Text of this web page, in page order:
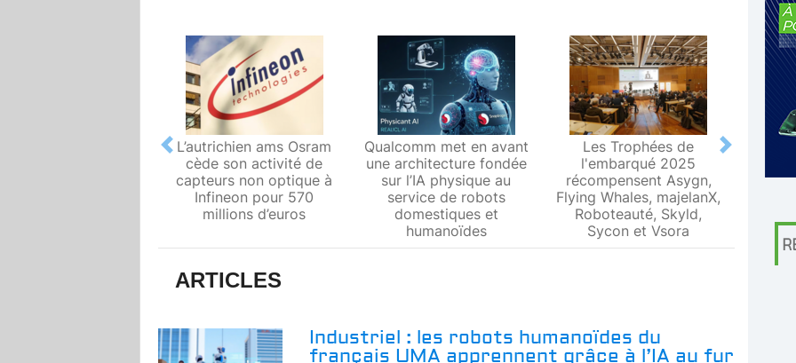
L’autrichien ams Osram
cède son activité de
capteurs non optique à
Infineon pour 570
millions d’euros
Qualcomm met en avant
une architecture fondée
sur l’IA physique au
service de robots
domestiques et
humanoïdes
Les Trophées de
l'embarqué 2025
récompensent Asygn,
Flying Whales, majelanX,
Roboteauté, Skyld,
Sycon et Vsora
Le
Previous Next
ARTICLES
Industriel : les robots humanoïdes du
français UMA apprennent grâce à l’IA au fur